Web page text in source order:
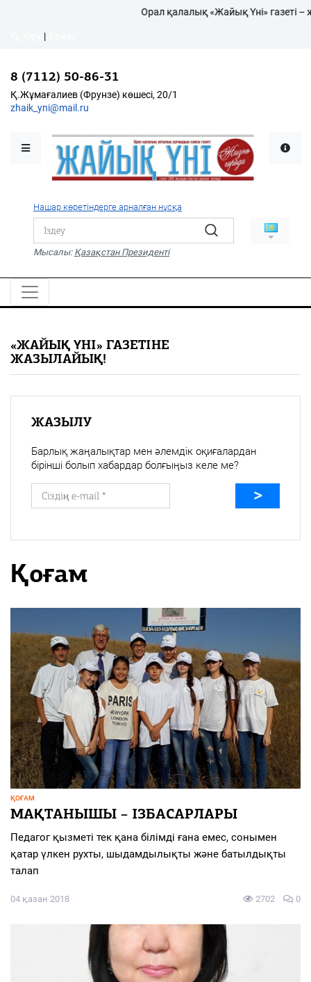
Қалалықтар қаперіне
Қоғам
Дені сау ұлт
Спорт
Жалын
PDF
«Жайық үні» — 33 жыл
Каталог
Орал қалалық «Жайық Үні» газеті –
|
8 (7112) 50-86-31
Қ.Жұмағалиев (Фрунзе) көшесі, 20/1
zhaik_yni@mail.ru
Нашар көретіндерге арналған нұсқа
Мысалы: Қазақстан Президенті
Қоғам
ҚОҒАМ
МАҚТАНЫШЫ – ІЗБАСАРЛАРЫ
Педагог қызметі тек қана білімді ғана емес, сонымен
қатар үлкен рухты, шыдамдылықты және батылдықты
талап
04 қазан 2018 2702 0
«ЖАЙЫҚ ҮНІ» ГАЗЕТІНЕ
ЖАЗЫЛАЙЫҚ!
ЖАЗЫЛУ
Барлық жаңалықтар мен әлемдік оқиғалардан
бірінші болып хабардар болғыңыз келе ме?